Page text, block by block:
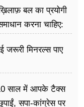
बल का प्रयोगी
करना चाहिए:
मिनरल्स पाए
साल में आपके टैक्स
सपा-कांग्रेस पर